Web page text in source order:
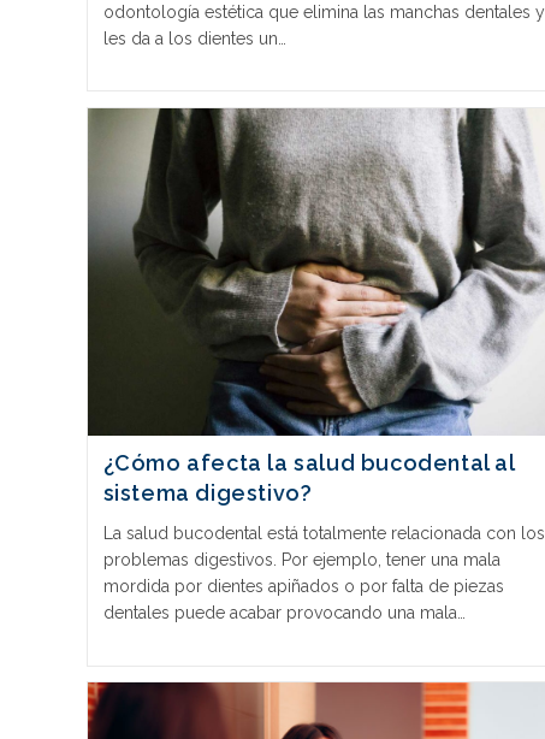
odontología estética que elimina las manchas dentales y
les da a los dientes un…
¿Cómo afecta la salud bucodental al
sistema digestivo?
La salud bucodental está totalmente relacionada con los
problemas digestivos. Por ejemplo, tener una mala
mordida por dientes apiñados o por falta de piezas
dentales puede acabar provocando una mala…